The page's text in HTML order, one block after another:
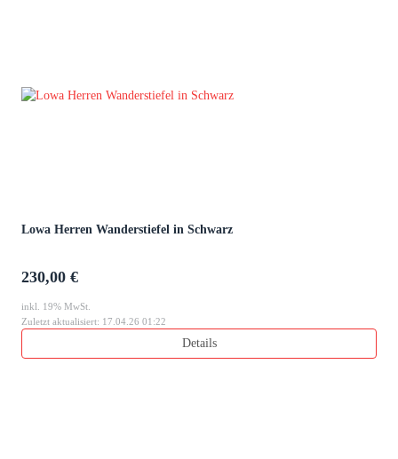
Lowa Herren Wanderstiefel in Schwarz
230,00 €
inkl. 19% MwSt.
Zuletzt aktualisiert: 17.04.26 01:22
Details